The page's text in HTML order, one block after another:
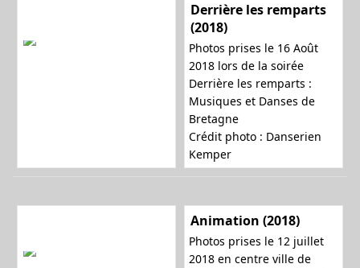
Derrière les remparts
(2018)
Photos prises le 16 Août
2018 lors de la soirée
Derrière les remparts :
Musiques et Danses de
Bretagne
Crédit photo : Danserien
Kemper
Animation (2018)
Photos prises le 12 juillet
2018 en centre ville de